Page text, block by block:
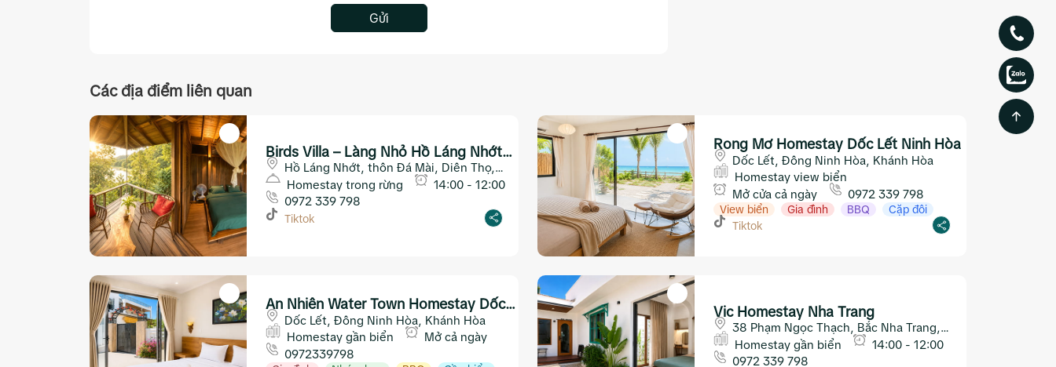
Gửi
Các địa điểm liên quan
Birds Villa – Làng Nhỏ Hồ Láng Nhớt
Diên Khánh
Hồ Láng Nhớt, thôn Đá Mài, Diên Thọ,
Khánh Hòa
Homestay trong rừng
14:00 - 12:00
0972 339 798
Tiktok
Rong Mơ Homestay Dốc Lết Ninh Hòa
Dốc Lết, Đông Ninh Hòa, Khánh Hòa
Homestay view biển
Mở cửa cả ngày
0972 339 798
View biển Gia đình BBQ
Cặp đôi
Tiktok
An Nhiên Water Town Homestay Dốc
Lết Ninh Hòa
Dốc Lết, Đông Ninh Hòa, Khánh Hòa
Homestay gần biển
Mở cả ngày
0972339798
Vic Homestay Nha Trang
38 Phạm Ngọc Thạch, Bắc Nha Trang,
Khánh Hòa
Homestay gần biển
14:00 - 12:00
0972 339 798